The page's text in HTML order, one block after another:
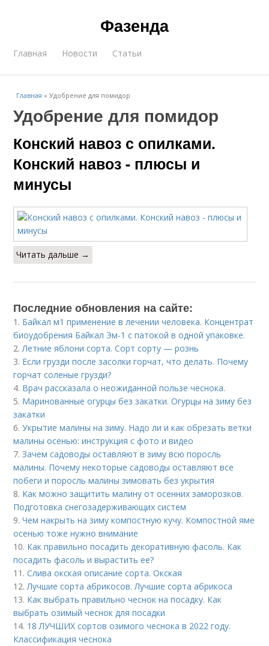
Фазенда
Главная Новости Статьи
Главная »Удобрение для помидор
Удобрение для помидор
Конский навоз с опилками.
Конский навоз - плюсы и
минусы
Читать дальше →
Последние обновления на сайте:
1. Байкал м1 применение в лечении человека. Концентрат
биоудобрения Байкал Эм-1 с патокой в одной упаковке.
2.Летние яблони сорта. Сорт сорту — рознь
3. Если грузди после засолки горчат, что делать. Почему
горчат соленые грузди?
4. Врач рассказала о неожиданной пользе чеснока.
5. Маринованные огурцы без закатки. Огурцы на зиму без
закатки
6.Укрытие малины на зиму. Надо ли и как обрезать ветки
малины осенью: инструкция с фото и видео
7.Зачем садоводы оставляют в зиму всю поросль
малины. Почему некоторые садоводы оставляют все
побеги и поросль малины зимовать без укрытия
8. Как можно защитить малину от осенних заморозков.
Подготовка снегозадерживающих систем
9.Чем накрыть на зиму компостную кучу. Компостной яме
осенью тоже нужно внимание
10. Как правильно посадить декоративную фасоль. Как
посадить фасоль и вырастить ее?
11.Слива окская описание сорта. Окская
12.Лучшие сорта абрикосов. Лучшие сорта абрикоса
13. Как выбрать правильно чеснок на посадку. Как
выбрать озимый чеснок для посадки
14. 18 ЛУЧШИХ сортов озимого чеснока в 2022 году.
Классификация чеснока